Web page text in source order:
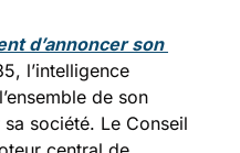
d’annoncer son
l’intelligence
de son
société. Le Conseil